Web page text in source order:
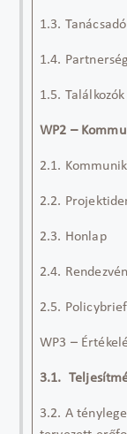
1.3.
1.4.
1.5.
WP2 –
2.1.
2.2.
2.3. Honlap
2.4.
2.5.
WP3 –
3.1.
3.2. A